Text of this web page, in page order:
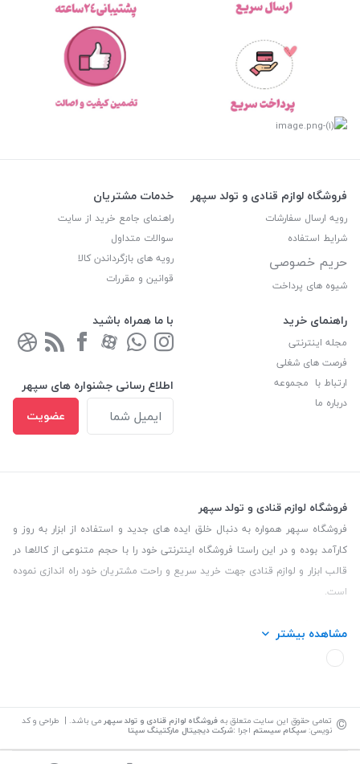
فروشگاه لوازم قنادی و تولد سپهر
رویه ارسال سفارشات
شرایط استفاده
حریم خصوصی
شیوه های پرداخت
خدمات مشتریان
راهنمای جامع خرید از سایت
سوالات متداول
رویه های بازگرداندن کالا
قوانین و مقررات
راهنمای خرید
مجله اینترنتی
فرصت های شغلی
ارتباط با مجموعه
درباره ما
با ما همراه باشید
اطلاع رسانی جشنواره های سپهر
عضویت
فروشگاه لوازم قنادی و تولد سپهر
فروشگاه سپهر همواره به دنبال خلق ایده های جدید و استفاده از ابزار به روز و
کارآمد بوده و در این راستا فروشگاه اینترنتی خود را با حجم متنوعی از کالاها در
قالب ابزار و لوازم قنادی جهت خرید سریع و راحت مشتریان خود راه اندازی نموده
است.
این فروشگاه تمام تلاش خود را نموده تا کالاهایی با کیفیت و با حداقل قیمت
عرضه نماید.
مشاهده بیشتر
© تمامی حقوق این سایت متعلق بهفروشگاه لوازم قنادی و تولد سپهر می باشد. | طراحی و کد
نویسی: سپکام سیستم اجرا :شرکت دیجیتال مارکتینگ سپتا